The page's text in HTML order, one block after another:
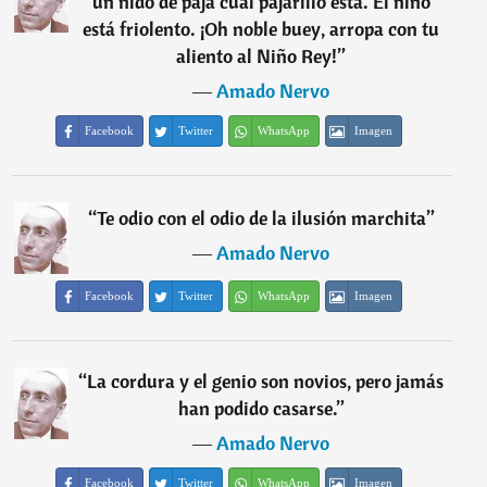
está friolento. ¡Oh noble buey, arropa con tu
aliento al Niño Rey!”
―Amado Nervo
Facebook Twitter WhatsApp Imagen
“Te odio con el odio de la ilusión marchita”
―Amado Nervo
Facebook Twitter WhatsApp Imagen
“La cordura y el genio son novios, pero jamás
han podido casarse.”
―Amado Nervo
Facebook Twitter WhatsApp Imagen